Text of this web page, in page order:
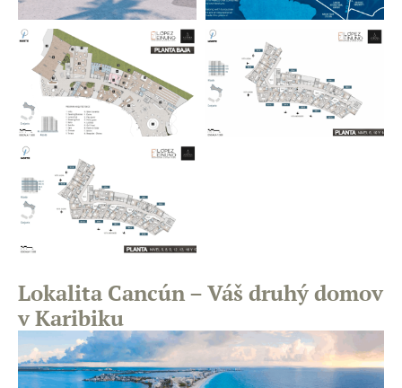
Lokalita Cancún – Váš druhý domov
v Karibiku